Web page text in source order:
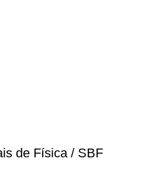
de Física / SBF